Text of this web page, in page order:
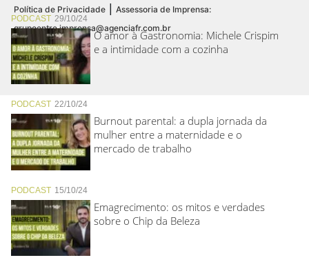
PODCAST 29/10/24
O amor à Gastronomia: Michele Crispim
e a intimidade com a cozinha
PODCAST 22/10/24
Burnout parental: a dupla jornada da
mulher entre a maternidade e o
mercado de trabalho
PODCAST 15/10/24
Emagrecimento: os mitos e verdades
sobre o Chip da Beleza
Política de Privacidade | Assessoria de Imprensa:
grupoentre.imprensa@agenciafr.com.br